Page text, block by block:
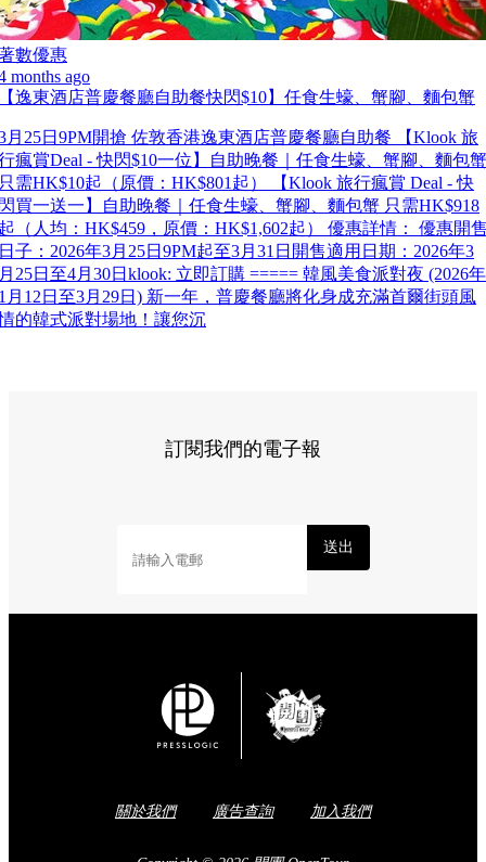
數優惠
months ago
逸東酒店普慶餐廳自助餐快閃$10】任食生蠔、蟹腳、麵包蟹
月25日9PM開搶 佐敦香港逸東酒店普慶餐廳自助餐 【Klook 旅
瘋賞Deal - 快閃$10一位】自助晚餐｜任食生蠔、蟹腳、麵包蟹
需HK$10起（原價：HK$801起） 【Klook 旅行瘋賞 Deal - 快
買一送一】自助晚餐｜任食生蠔、蟹腳、麵包蟹 只需HK$918
（人均：HK$459，原價：HK$1,602起） 優惠詳情： 優惠開
子：2026年3月25日9PM起至3月31日開售適用日期：2026年3
25日至4月30日klook: 立即訂購 ===== 韓風美食派對夜 (2026年
月12日至3月29日) 新一年，普慶餐廳將化身成充滿首爾街頭風
的韓式派對場地！讓您沉
訂閱我們的電子報
送出
關於我們 廣告查詢 加入我們